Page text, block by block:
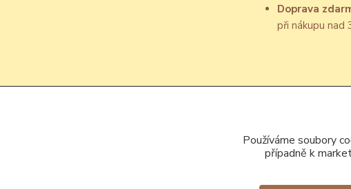
Doprava
při nákupu nad
Používáme soubory
případně k